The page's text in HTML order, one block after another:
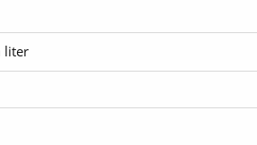
liter